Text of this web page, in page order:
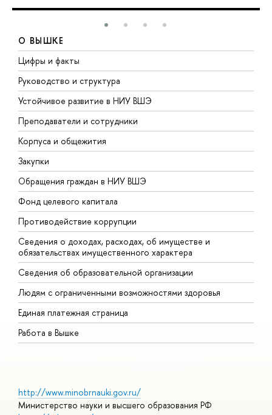
О ВЫШКЕ
Цифры и факты
Руководство и структура
Устойчивое развитие в НИУ ВШЭ
Преподаватели и сотрудники
Корпуса и общежития
Закупки
Обращения граждан в НИУ ВШЭ
Фонд целевого капитала
Противодействие коррупции
Сведения о доходах, расходах, об имуществе и
обязательствах имущественного характера
Сведения об образовательной организации
Людям с ограниченными возможностями здоровья
Единая платежная страница
Работа в Вышке
http://www.minobrnauki.gov.ru/
Министерство науки и высшего образования РФ